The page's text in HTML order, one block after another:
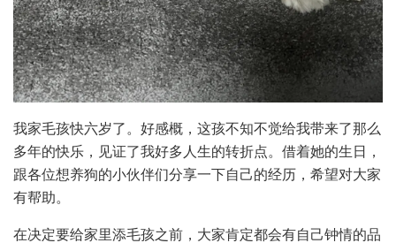
我家毛孩快六岁了。好感概，这孩不知不觉给我带来了那么
多年的快乐，见证了我好多人生的转折点。借着她的生日，
跟各位想养狗的小伙伴们分享一下自己的经历，希望对大家
有帮助。
在决定要给家里添毛孩之前，大家肯定都会有自己钟情的品